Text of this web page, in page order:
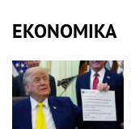
EKONOMIKA